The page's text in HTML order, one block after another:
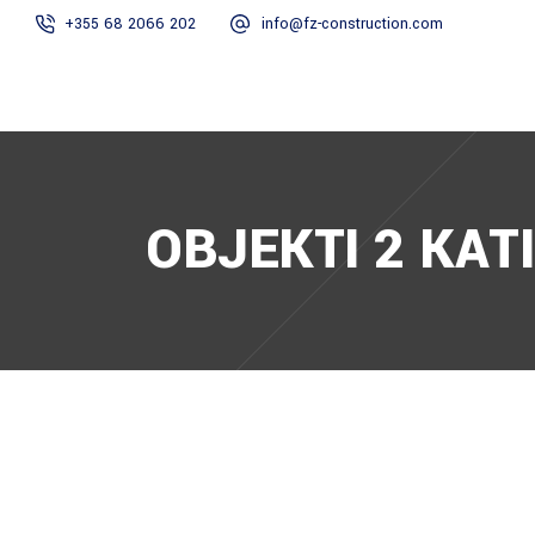
+355 68 2066 202 info@fz-construction.com
OBJEKTI 2